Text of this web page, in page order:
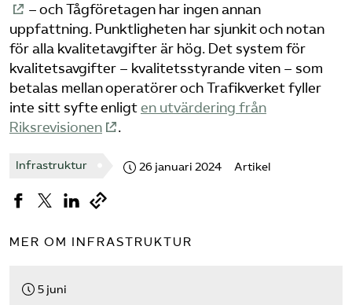
– och Tågföretagen har ingen annan
uppfattning. Punktligheten har sjunkit och notan
för alla kvalitetavgifter är hög. Det system för
kvalitetsavgifter – kvalitetsstyrande viten – som
betalas mellan operatörer och Trafikverket fyller
inte sitt syfte enligten utvärdering från
Riksrevisionen
.
Infrastruktur 26 januari 2024 Artikel
MER OM INFRASTRUKTUR
5 juni